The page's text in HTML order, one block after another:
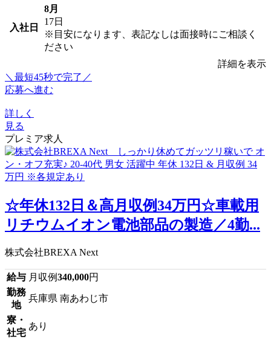
入社日
8月
17日
※目安になります、表記なしは面接時にご相談く
ださい
詳細を表示
＼最短45秒で完了／
応募へ進む
詳しく
見る
プレミア求人
☆年休132日＆高月収例34万円☆車載用
リチウムイオン電池部品の製造／4勤...
株式会社BREXA Next
給与 月収例340,000円
勤務
地
兵庫県 南あわじ市
寮・
社宅
あり